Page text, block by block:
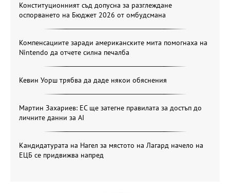
Конституционният съд допусна за разглеждане
оспорването на Бюджет 2026 от омбудсмана
Компенсациите заради американските мита помогнаха на
Nintendo да отчете силна печалба
Кевин Уорш трябва да даде някои обяснения
Мартин Захариев: ЕС ще затегне правилата за достъп до
личните данни за AI
Кандидатурата на Нагел за мястото на Лагард начело на
ЕЦБ се придвижва напред